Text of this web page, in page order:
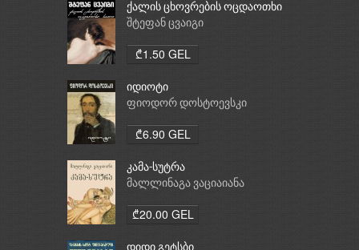
ქალის ცხოვრების ოცდაოთხი
საათი
შტეფან ცვაიგი
₾1.50 GEL
იდიოტი
ფიოდორ დოსტოევსკი
₾6.90 GEL
კამა-სუტრა
მალლინაგა ვაციაიანა
₾20.00 GEL